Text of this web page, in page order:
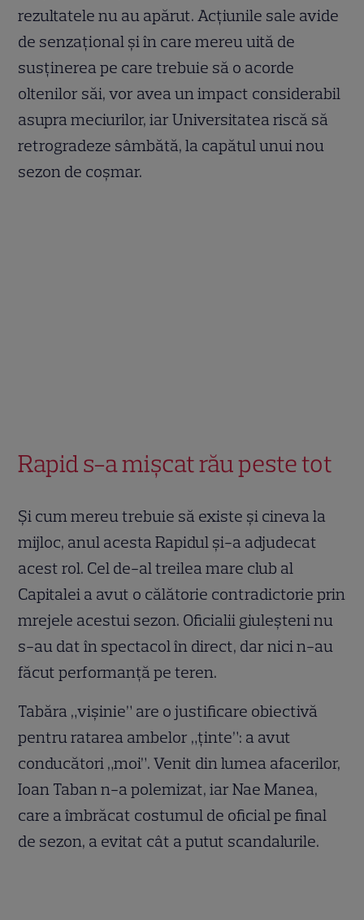
rezultatele nu au apărut. Acţiunile sale avide
de senzaţional şi în care mereu uită de
susţinerea pe care trebuie să o acorde
oltenilor săi, vor avea un impact considerabil
asupra meciurilor, iar Universitatea riscă să
retrogradeze sâmbătă, la capătul unui nou
sezon de coşmar.
Rapid s-a mişcat rău peste tot
Şi cum mereu trebuie să existe şi cineva la
mijloc, anul acesta Rapidul şi-a adjudecat
acest rol. Cel de-al treilea mare club al
Capitalei a avut o călătorie contradictorie prin
mrejele acestui sezon. Oficialii giuleşteni nu
s-au dat în spectacol în direct, dar nici n-au
făcut performanţă pe teren.
Tabăra „vişinie” are o justificare obiectivă
pentru ratarea ambelor „ţinte”: a avut
conducători „moi”. Venit din lumea afacerilor,
Ioan Taban n-a polemizat, iar Nae Manea,
care a îmbrăcat costumul de oficial pe final
de sezon, a evitat cât a putut scandalurile.